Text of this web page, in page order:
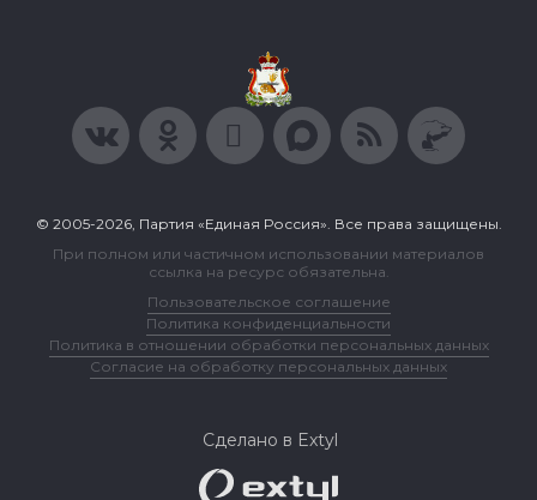
© 2005-2026, Партия «Единая Россия». Все права защищены.
При полном или частичном использовании материалов
ссылка на ресурс обязательна.
Пользовательское соглашение
Политика конфиденциальности
Политика в отношении обработки персональных данных
Согласие на обработку персональных данных
Сделано в Extyl